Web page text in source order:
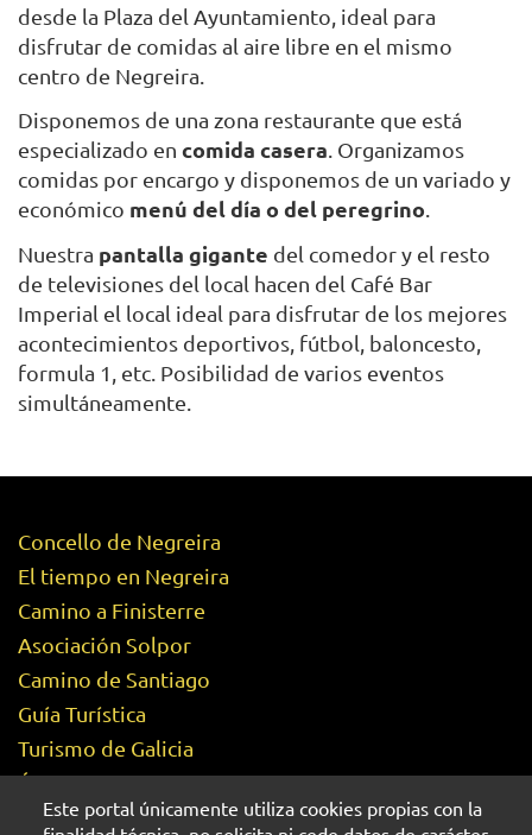
Este portal únicamente utiliza cookies propias con la
desde la Plaza del Ayuntamiento, ideal para
disfrutar de comidas al aire libre en el mismo
centro de Negreira.
Disponemos de una zona restaurante que está
especializado en comida casera. Organizamos
comidas por encargo y disponemos de un variado y
económico menú del día o del peregrino.
Nuestra pantalla gigante del comedor y el resto
de televisiones del local hacen del Café Bar
Imperial el local ideal para disfrutar de los mejores
acontecimientos deportivos, fútbol, baloncesto,
formula 1, etc. Posibilidad de varios eventos
simultáneamente.
PIE
DE
PÁGINA
Concello de Negreira
El tiempo en Negreira
Camino a Finisterre
Asociación Solpor
Camino de Santiago
Guía Turística
Turismo de Galicia
Ágora